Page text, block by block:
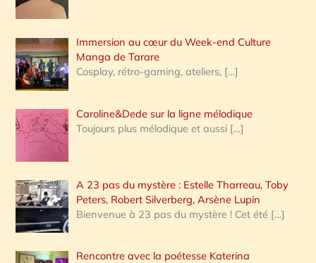
:
Immersion au cœur du Week-end Culture
Manga de Tarare
Cosplay, rétro-gaming, ateliers, […]
Caroline&Dede sur la ligne mélodique
Toujours plus mélodique et aussi […]
A 23 pas du mystère : Estelle Tharreau, Toby
Peters, Robert Silverberg, Arsène Lupin
Bienvenue à 23 pas du mystère ! Cet été […]
Rencontre avec la poétesse Katerina